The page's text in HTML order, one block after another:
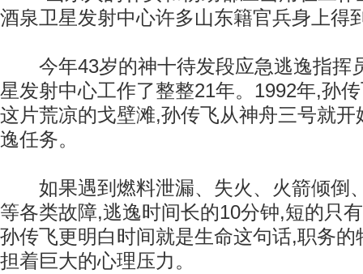
酒泉卫星发射中心许多山东籍官兵身上得
今年43岁的神十待发段应急逃逸指挥
星发射中心工作了整整21年。1992年,孙
这片荒凉的戈壁滩,孙传飞从神舟三号就开
逸任务。
如果遇到燃料泄漏、失火、火箭倾倒
等各类故障,逃逸时间长的10分钟,短的只
孙传飞更明白时间就是生命这句话,职务的
担着巨大的心理压力。